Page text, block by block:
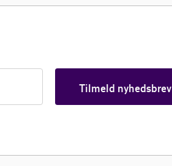
Tilmeld nyhedsbrev